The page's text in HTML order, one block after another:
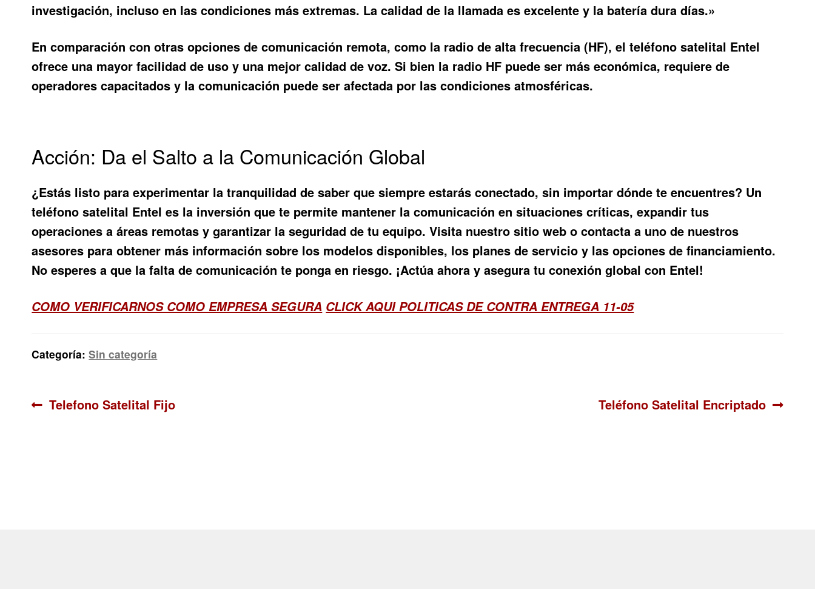
investigación, incluso en las condiciones más extremas. La calidad de la llamada es excelente y la batería dura días.»
En comparación con otras opciones de comunicación remota, como la radio de alta frecuencia (HF), elteléfono satelital Entel
ofrece una mayor facilidad de uso y una mejor calidad de voz. Si bien la radio HF puede ser más económica, requiere de
operadores capacitados y la comunicación puede ser afectada por las condiciones atmosféricas.
Acción: Da el Salto a la Comunicación Global
¿Estás listo para experimentar la tranquilidad de saber que siempre estarás conectado, sin importar dónde te encuentres? Un
teléfono satelital Entel es la inversión que te permite mantener la comunicación en situaciones críticas, expandir tus
operaciones a áreas remotas y garantizar la seguridad de tu equipo. Visita nuestro sitio web o contacta a uno de nuestros
asesores para obtener más información sobre los modelos disponibles, los planes de servicio y las opciones de financiamiento.
No esperes a que la falta de comunicación te ponga en riesgo. ¡Actúa ahora y asegura tu conexión global con Entel!
COMO VERIFICARNOS COMO EMPRESA SEGURA CLICK AQUI POLITICAS DE CONTRA ENTREGA 11-05
Categoría:Sin categoría
Navegación
Anterior:
Telefono Satelital Fijo Siguiente:
Teléfono Satelital Encriptado